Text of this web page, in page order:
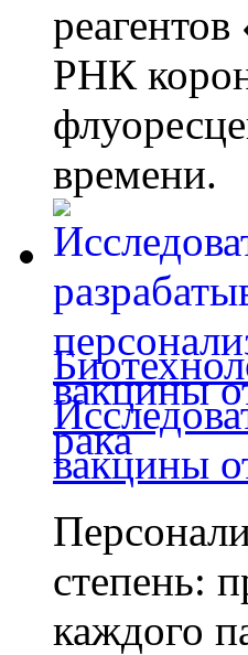
РНК
времени.
вакцины
степень:
каждого